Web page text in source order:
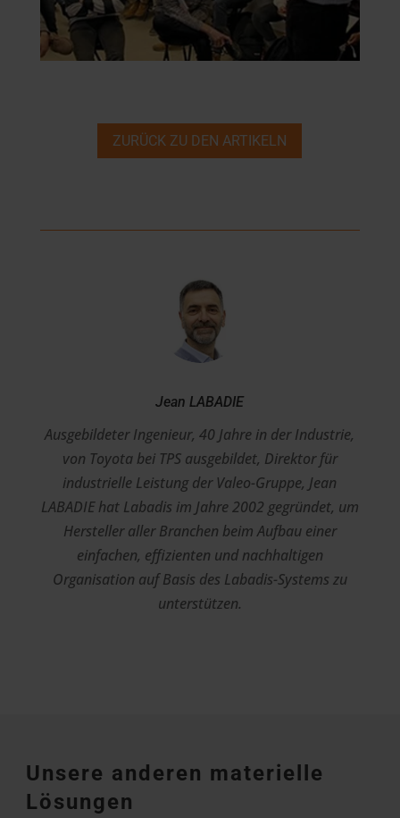
ZURÜCK ZU DEN ARTIKELN
Jean LABADIE
Ausgebildeter Ingenieur, 40 Jahre in der Industrie,
von Toyota bei TPS ausgebildet, Direktor für
industrielle Leistung der Valeo-Gruppe, Jean
LABADIE hat Labadis im Jahre 2002 gegründet, um
Hersteller aller Branchen beim Aufbau einer
einfachen, effizienten und nachhaltigen
Organisation auf Basis des Labadis-Systems zu
unterstützen.
Unsere anderen materielle
Lösungen